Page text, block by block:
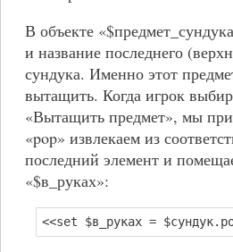
В объекте
и название последнего
сундука. Именно этот
вытащить. Когда игрок
«Вытащить предмет», мы
«pop» извлекаем из
последний элемент и
«$в_руках»:
<<set $в_руках =